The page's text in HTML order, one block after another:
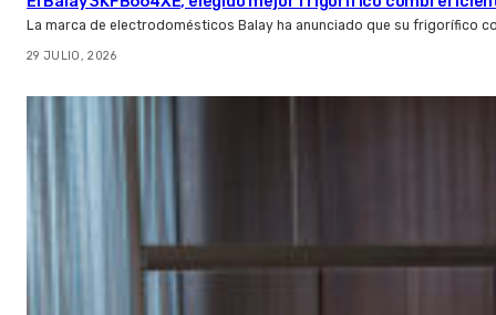
La marca de electrodomésticos Balay ha anunciado que su frigorífico
29 JULIO, 2026